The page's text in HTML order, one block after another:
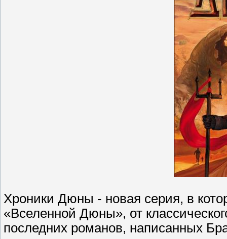
Хроники Дюны - новая серия, в
«Вселенной Дюны», от
последних романов, написанных